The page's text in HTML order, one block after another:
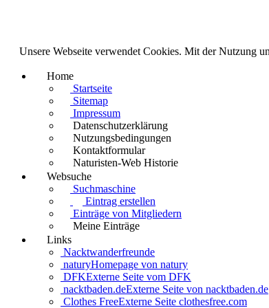
Unsere Webseite verwendet Cookies. Mit der Nutzung
Home
Startseite
Sitemap
Impressum
Datenschutzerklärung
Nutzungsbedingungen
Kontaktformular
Naturisten-Web Historie
Websuche
Suchmaschine
Eintrag erstellen
Einträge von Mitgliedern
Meine Einträge
Links
Nacktwanderfreunde
naturyHomepage von natury
DFKExterne Seite vom DFK
nacktbaden.deExterne Seite von nacktbaden.de
Clothes FreeExterne Seite clothesfree.com